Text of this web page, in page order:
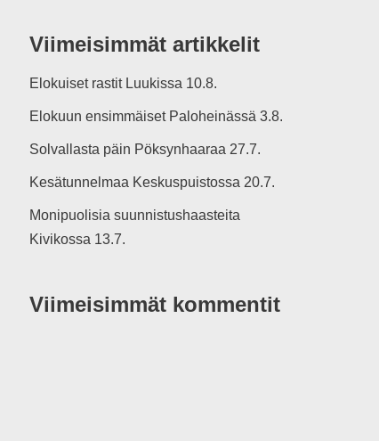
Viimeisimmät artikkelit
Elokuiset rastit Luukissa 10.8.
Elokuun ensimmäiset Paloheinässä 3.8.
Solvallasta päin Pöksynhaaraa 27.7.
Kesätunnelmaa Keskuspuistossa 20.7.
Monipuolisia suunnistushaasteita
Kivikossa 13.7.
Viimeisimmät kommentit